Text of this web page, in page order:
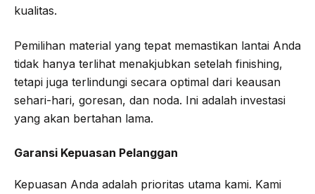
kualitas.
Pemilihan material yang tepat memastikan lantai Anda
tidak hanya terlihat menakjubkan setelah finishing,
tetapi juga terlindungi secara optimal dari keausan
sehari-hari, goresan, dan noda. Ini adalah investasi
yang akan bertahan lama.
Garansi Kepuasan Pelanggan
Kepuasan Anda adalah prioritas utama kami. Kami